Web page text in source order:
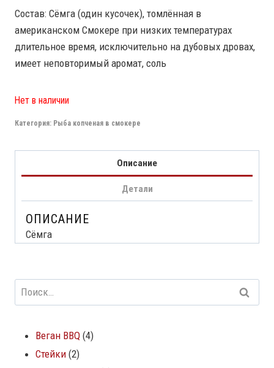
Состав: Сёмга (один кусочек), томлённая в
американском Смокере при низких температурах
длительное время, исключительно на дубовых дровах,
имеет неповторимый аромат, соль
Нет в наличии
Категория: Рыба копченая в смокере
Описание
Детали
ОПИСАНИЕ
Сёмга
Веган BBQ 4
Стейки 2